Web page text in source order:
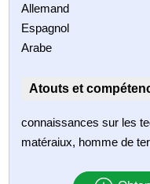
Allemand
Espagnol
Arabe
Atouts et
connaissances sur les
matéraiux, homme de